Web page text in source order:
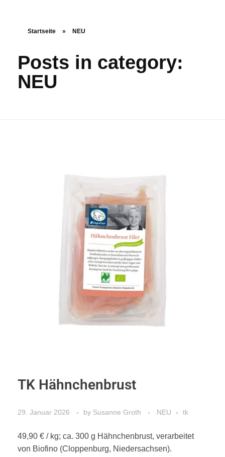
Startseite » NEU
Posts in category:
NEU
TK Hähnchenbrust
29. Januar 2026 by Susanne Groth NEU tk
49,90 € / kg; ca. 300 g Hähnchenbrust, verarbeitet
von Biofino (Cloppenburg, Niedersachsen).